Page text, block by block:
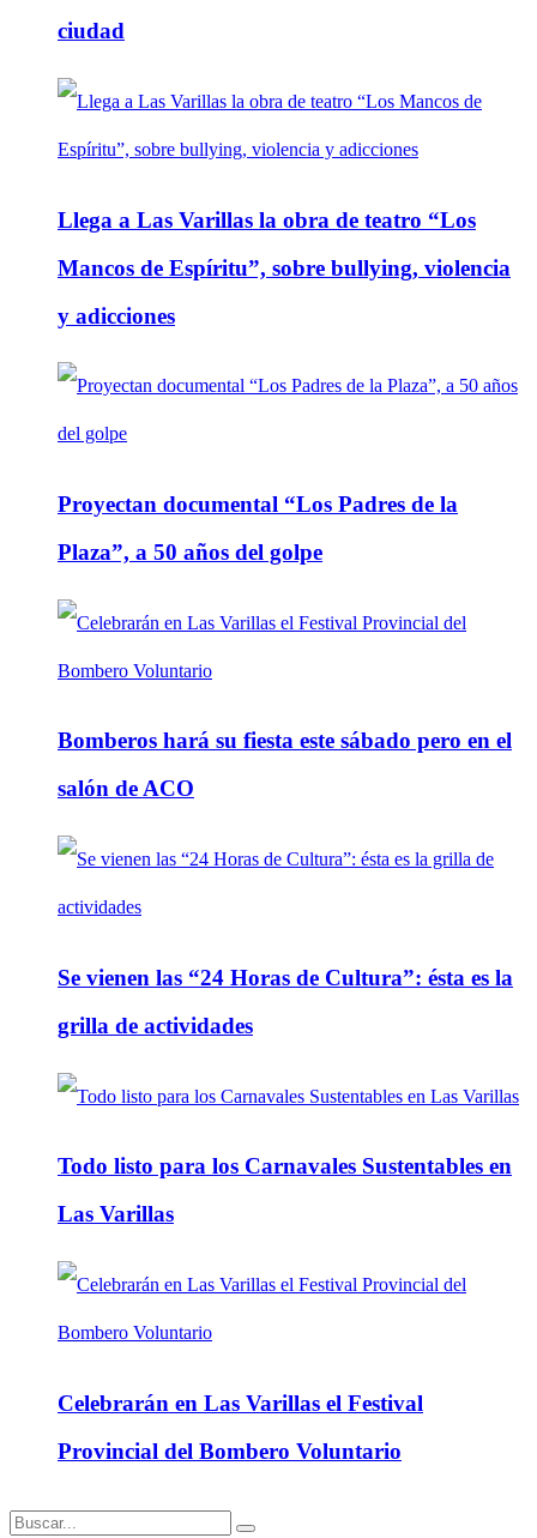
ciudad
Llega a Las Varillas la obra de teatro “Los
Mancos de Espíritu”, sobre bullying, violencia
y adicciones
Proyectan documental “Los Padres de la
Plaza”, a 50 años del golpe
Bomberos hará su fiesta este sábado pero en el
salón de ACO
Se vienen las “24 Horas de Cultura”: ésta es la
grilla de actividades
Todo listo para los Carnavales Sustentables en
Las Varillas
Celebrarán en Las Varillas el Festival
Provincial del Bombero Voluntario